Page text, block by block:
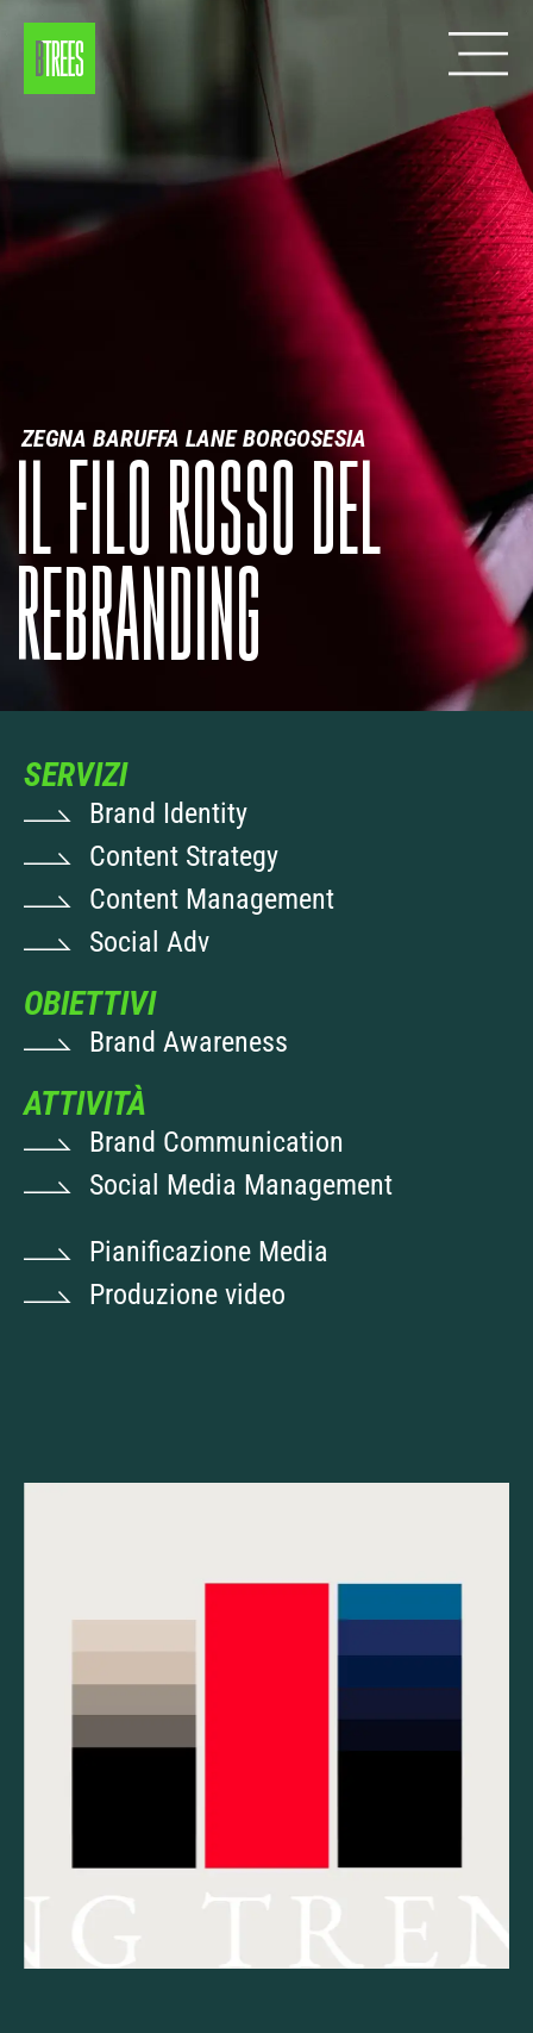
ZEGNA BARUFFA LANE BORGOSESIA
IL FILO ROSSO DEL
REBRANDING
SERVIZI
Brand Identity
Content Strategy
Content Management
Social Adv
OBIETTIVI
Brand Awareness
ATTIVITÀ
Brand Communication
Social Media Management
Pianificazione Media
Produzione video